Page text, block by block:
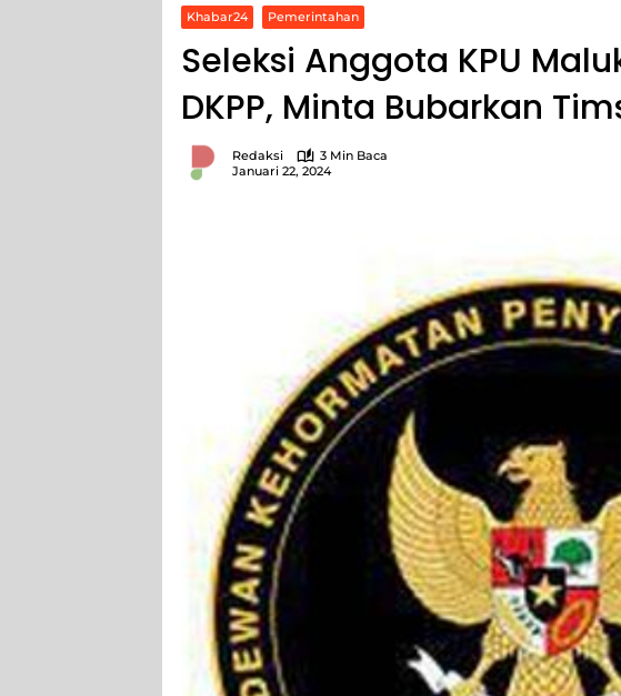
Khabar24 Pemerintahan
Seleksi Anggota KPU
DKPP, Minta Bubarkan
Redaksi
3 Min Baca
Januari 22, 2024